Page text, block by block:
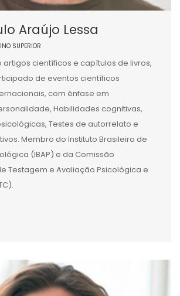
Araújo Lessa
SUPERIOR
artigos científicos e capítulos de livros,
de eventos científicos
com ênfase em
Habilidades cognitivas,
Testes de autorrelato e
Membro do Instituto Brasileiro de
(IBAP) e da Comissão
Testagem e Avaliação Psicológica e